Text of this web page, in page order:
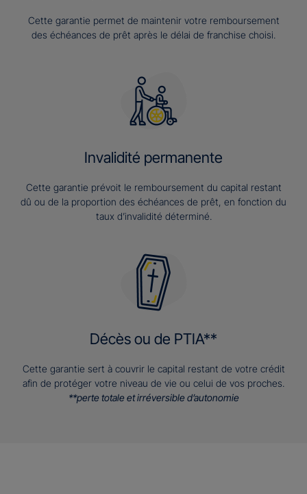
Cette garantie permet de maintenir votre remboursement
des échéances de prêt après le délai de franchise choisi.
Invalidité permanente
Cette garantie prévoit le remboursement du capital restant
dû ou de la proportion des échéances de prêt, en fonction du
taux d’invalidité déterminé.
Décès ou de PTIA**
Cette garantie sert à couvrir le capital restant de votre crédit
afin de protéger votre niveau de vie ou celui de vos proches.
**perte totale et irréversible d’autonomie